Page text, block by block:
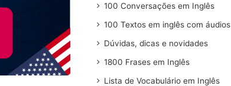
100 Conversações em Inglês
100 Textos em inglês com áudios
Dúvidas, dicas e novidades
1800 Frases em Inglês
Lista de Vocabulário em Inglês